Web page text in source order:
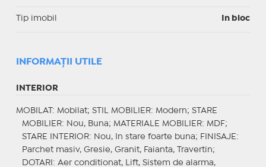
Tip imobil In bloc
INFORMAŢII UTILE
INTERIOR
MOBILAT : Mobilat; STIL MOBILIER: Modern; STARE
MOBILIER: Nou, Buna; MATERIALE MOBILIER: MDF;
STARE INTERIOR: Nou, In stare foarte buna; FINISAJE :
Parchet masiv, Gresie, Granit, Faianta, Travertin;
DOTARI : Aer conditionat, Lift, Sistem de alarma,